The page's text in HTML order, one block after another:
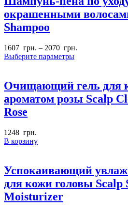
окрашенными
Shampoo
1607 грн. – 2070 грн.
Выберите параметры
Очищающий гель для
ароматом розы Scalp
Rose
1248 грн.
В корзину
Успокаивающий
для кожи головы Scalp
Moisturizer